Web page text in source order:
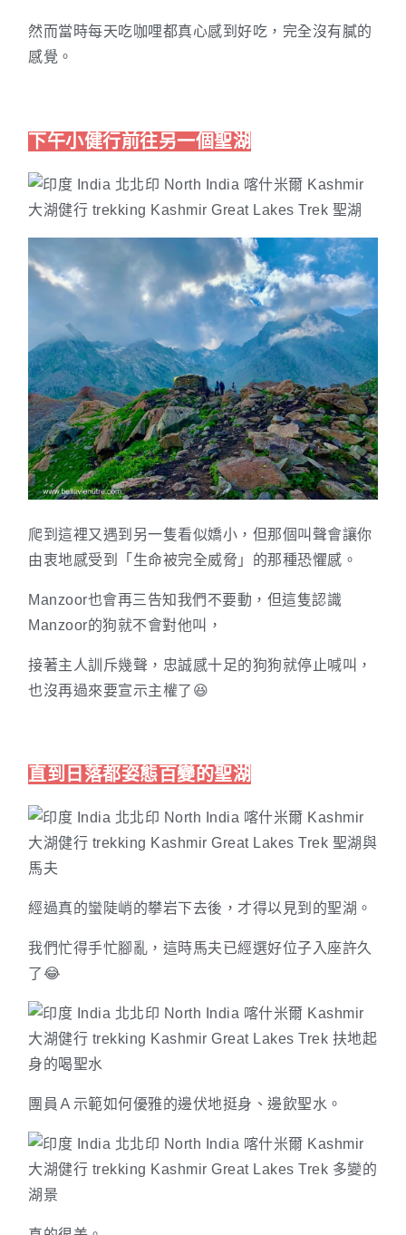
然而當時每天吃咖哩都真心感到好吃，完全沒有膩的
感覺。
下午小健行前往另一個聖湖
爬到這裡又遇到另一隻看似嬌小，但那個叫聲會讓你
由衷地感受到「生命被完全威脅」的那種恐懼感。
Manzoor也會再三告知我們不要動，但這隻認識
Manzoor的狗就不會對他叫，
接著主人訓斥幾聲，忠誠感十足的狗狗就停止喊叫，
也沒再過來要宣示主權了😆
直到日落都姿態百變的聖湖
經過真的蠻陡峭的攀岩下去後，才得以見到的聖湖。
我們忙得手忙腳亂，這時馬夫已經選好位子入座許久
了😂
團員Ａ示範如何優雅的邊伏地挺身、邊飲聖水。